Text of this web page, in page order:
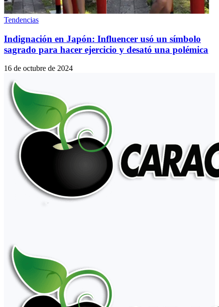
Tendencias
Indignación en Japón: Influencer usó un símbolo
sagrado para hacer ejercicio y desató una polémica
16 de octubre de 2024